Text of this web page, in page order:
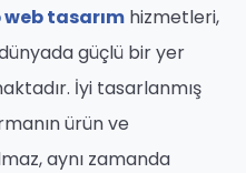
tasarım hizmetleri,
güçlü bir yer
İyi tasarlanmış
ürün ve
aynı zamanda